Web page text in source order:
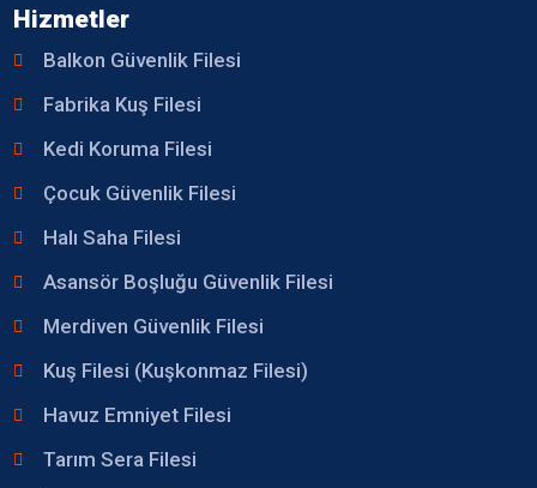
Hizmetler
Balkon Güvenlik Filesi
Fabrika Kuş Filesi
Kedi Koruma Filesi
Çocuk Güvenlik Filesi
Halı Saha Filesi
Asansör Boşluğu Güvenlik Filesi
Merdiven Güvenlik Filesi
Kuş Filesi (Kuşkonmaz Filesi)
Havuz Emniyet Filesi
Tarım Sera Filesi